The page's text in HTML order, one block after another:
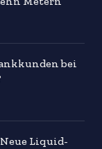
bei
Liquid-